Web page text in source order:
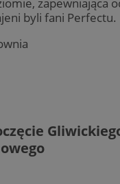
zapewniająca
byli fani Perfectu.